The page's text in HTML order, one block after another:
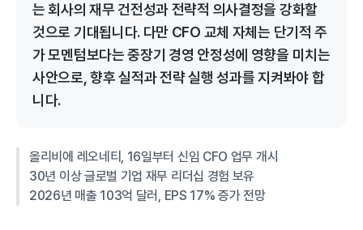
는 회사의 재무 건전성과 전략적 의사결정을 강화할
것으로 기대됩니다. 다만 CFO 교체 자체는 단기적 주
가 모멘텀보다는 중장기 경영 안정성에 영향을 미치는
사안으로, 향후 실적과 전략 실행 성과를 지켜봐야 합
니다.
올리비에 레오네티, 16일부터 신임 CFO 업무 개시
30년 이상 글로벌 기업 재무 리더십 경험 보유
2026년 매출 103억 달러, EPS 17% 증가 전망